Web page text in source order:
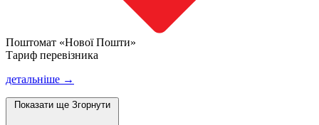
Поштомат «Нової Пошти»
Тариф перевізника
детальніше →
Показати ще Згорнути